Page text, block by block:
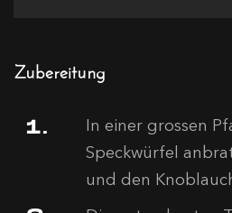
Zubereitung
In einer grossen
Speckwürfel
und den